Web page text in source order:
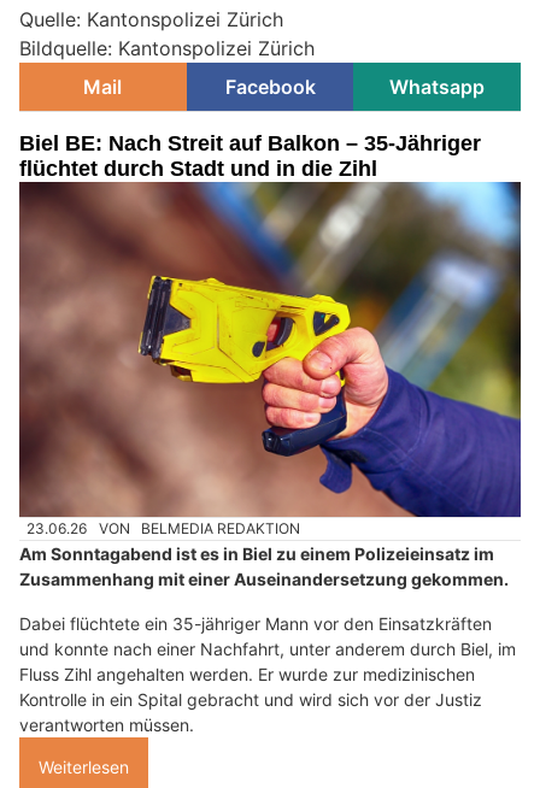
Quelle: Kantonspolizei Zürich
Bildquelle: Kantonspolizei Zürich
Mail
Facebook Whatsapp
Biel BE: Nach Streit auf Balkon – 35-Jähriger
flüchtet durch Stadt und in die Zihl
23.06.26 VON BELMEDIA REDAKTION
Am Sonntagabend ist es in Biel zu einem Polizeieinsatz im
Zusammenhang mit einer Auseinandersetzung gekommen.
Dabei flüchtete ein 35-jähriger Mann vor den Einsatzkräften
und konnte nach einer Nachfahrt, unter anderem durch Biel, im
Fluss Zihl angehalten werden. Er wurde zur medizinischen
Kontrolle in ein Spital gebracht und wird sich vor der Justiz
verantworten müssen.
Weiterlesen